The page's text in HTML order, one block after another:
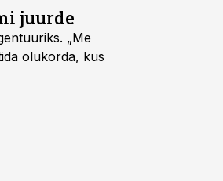
juurde
„Me
olukorda, kus